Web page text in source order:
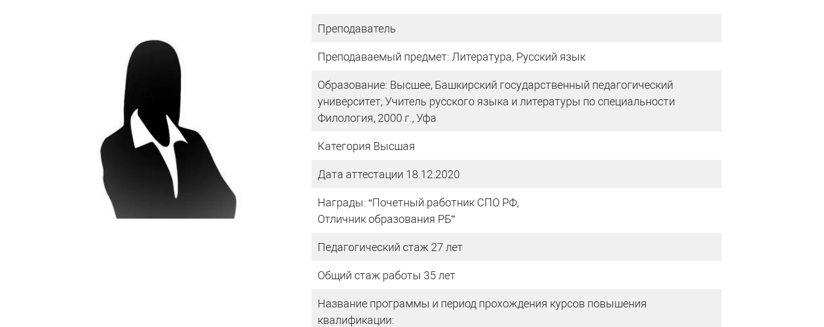
Преподаватель
Преподаваемый предмет: Литература, Русский язык
Образование: Высшее, Башкирский государственный педагогический
университет, Учитель русского языка и литературы по специальности
Филология, 2000 г., Уфа
Категория Высшая
Дата аттестации 18.12.2020
Награды: “Почетный работник СПО РФ,
Отличник образования РБ”
Педагогический стаж 27 лет
Общий стаж работы 35 лет
Название программы и период прохождения курсов повышения
квалификации: